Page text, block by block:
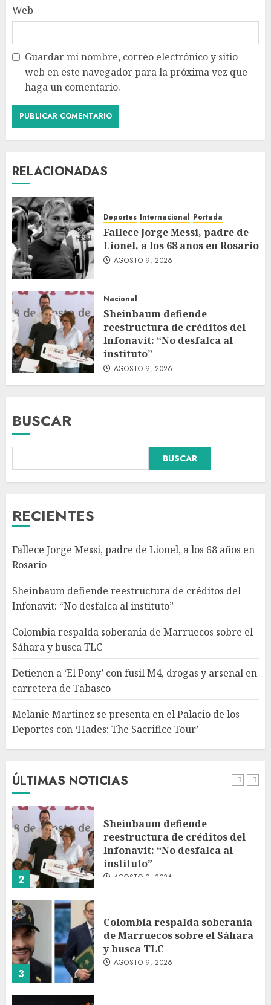
Web
Guardar mi nombre, correo electrónico y sitio
web en este navegador para la próxima vez que
haga un comentario.
RELACIONADAS
Deportes Internacional Portada
Fallece Jorge Messi, padre de
Lionel, a los 68 años en Rosario
AGOSTO 9, 2026
Nacional
Sheinbaum defiende
reestructura de créditos del
Infonavit: “No desfalca al
instituto”
AGOSTO 9, 2026
BUSCAR
BUSCAR
RECIENTES
Fallece Jorge Messi, padre de Lionel, a los 68 años en
Rosario
Sheinbaum defiende reestructura de créditos del
Infonavit: “No desfalca al instituto”
Colombia respalda soberanía de Marruecos sobre el
Sáhara y busca TLC
Detienen a ‘El Pony’ con fusil M4, drogas y arsenal en
carretera de Tabasco
Melanie Martinez se presenta en el Palacio de los
Deportes con ‘Hades: The Sacrifice Tour’
ÚLTIMAS NOTICIAS
Colombia respalda soberanía
de Marruecos sobre el Sáhara
4
Detienen a ‘El Pony’ con fusil
M4, drogas y arsenal en
AGOSTO 9, 2026
5
Melanie Martinez se presenta
con ‘Hades: The Sacrifice Tour’
AGOSTO 9, 2026
1
Lionel, a los 68 años en Rosario
2
Sheinbaum defiende
reestructura de créditos del
Infonavit: “No desfalca al
instituto”
AGOSTO 9, 2026
3
Colombia respalda soberanía
de Marruecos sobre el Sáhara
y busca TLC
AGOSTO 9, 2026